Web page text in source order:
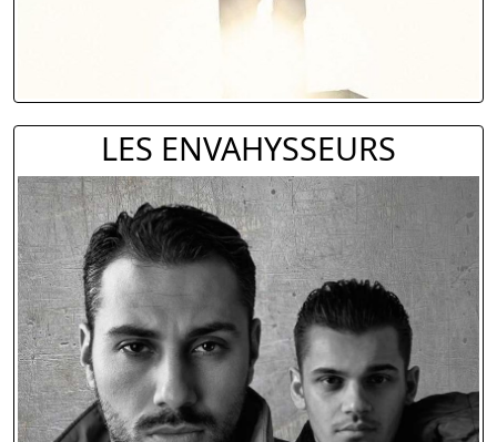
LES ENVAHYSSEURS